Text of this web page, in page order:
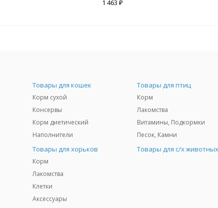
1 463 ₽
Товары для кошек
Корм сухой
Консервы
Корм диетический
Наполнители
Товары для птиц
Корм
Лакомства
Витамины, Подкормки
Песок, Камни
Товары для хорьков
Корм
Лакомства
Клетки
Аксессуары
Товары для с/х животных